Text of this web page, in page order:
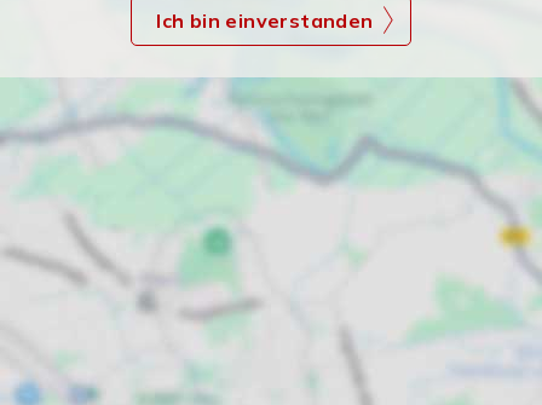
Ich bin einverstanden